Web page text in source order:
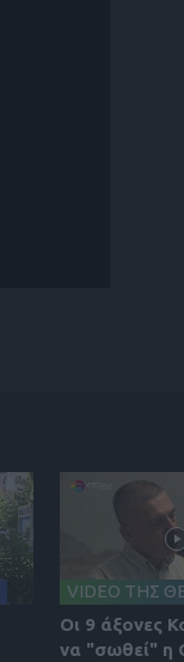
VIDEO ΤΗΣ
Οι 9 άξονες
να "σωθεί" η